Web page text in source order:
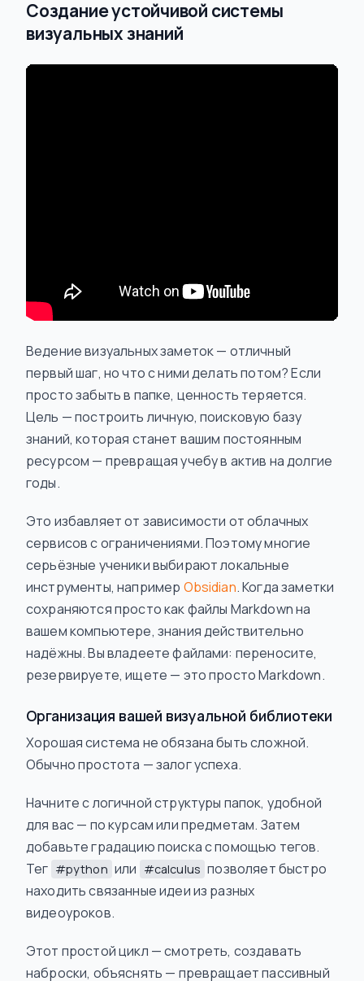
Создание устойчивой системы
визуальных знаний
Ведение визуальных заметок — отличный
первый шаг, но что с ними делать потом? Если
просто забыть в папке, ценность теряется.
Цель — построить личную, поисковую базу
знаний, которая станет вашим постоянным
ресурсом — превращая учебу в актив на долгие
годы.
Это избавляет от зависимости от облачных
сервисов с ограничениями. Поэтому многие
серьёзные ученики выбирают локальные
инструменты, например Obsidian. Когда заметки
сохраняются просто как файлы Markdown на
вашем компьютере, знания действительно
надёжны. Вы владеете файлами: переносите,
резервируете, ищете — это просто Markdown.
Организация вашей визуальной библиотеки
Хорошая система не обязана быть сложной.
Обычно простота — залог успеха.
Начните с логичной структуры папок, удобной
для вас — по курсам или предметам. Затем
добавьте градацию поиска с помощью тегов.
Тег #python или #calculus позволяет быстро
находить связанные идеи из разных
видеоуроков.
Этот простой цикл — смотреть, создавать
наброски, объяснять — превращает пассивный